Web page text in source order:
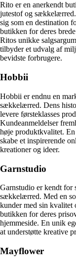
Rito er en anerkendt
jutestof og
sig som en destination
butikken for deres
Ritos unikke
tilbyder et udvalg af
bevidste forbrugere.
Hobbii
Hobbii er endnu en
sækkelærred. Dens
levere førsteklasses
Kundeanmeldelser
høje produktkvalitet.
skabe et inspirerende
kreationer og ideer.
Garnstudio
Garnstudio er kendt for
sækkelærred. Med en
kunder med sin kvalitet
butikken for deres
hjemmeside. En unik
at understøtte kreative
Mayflower